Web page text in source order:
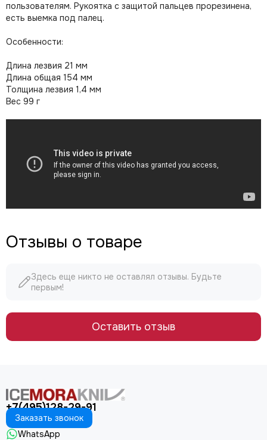
пользователям. Рукоятка с защитой пальцев прорезинена,
есть выемка под палец.
Особенности:
Длина лезвия 21 мм
Длина общая 154 мм
Толщина лезвия 1,4 мм
Вес 99 г
Отзывы о товаре
Здесь еще никто не оставлял отзывы. Будьте
первым!
Оставить отзыв
+7(495)128-29-91
Заказать звонок
WhatsApp